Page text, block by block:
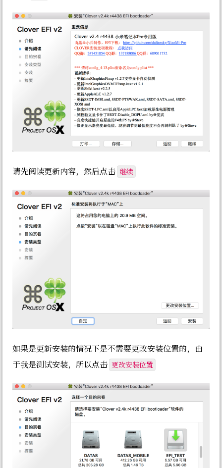
请先阅读更新内容，然后点击 继续
如果是更新安装的情况下是不需要更改安装位置的，由
于我是测试安装，所以点击 更改安装位置